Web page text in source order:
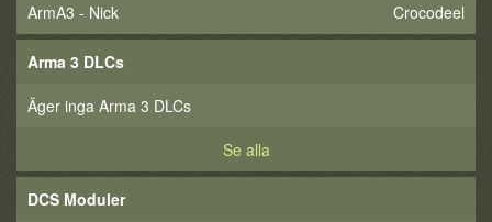
ArmA3 - Nick
Crocodeel
Arma 3 DLCs
Äger inga Arma 3 DLCs
Se alla
DCS Moduler